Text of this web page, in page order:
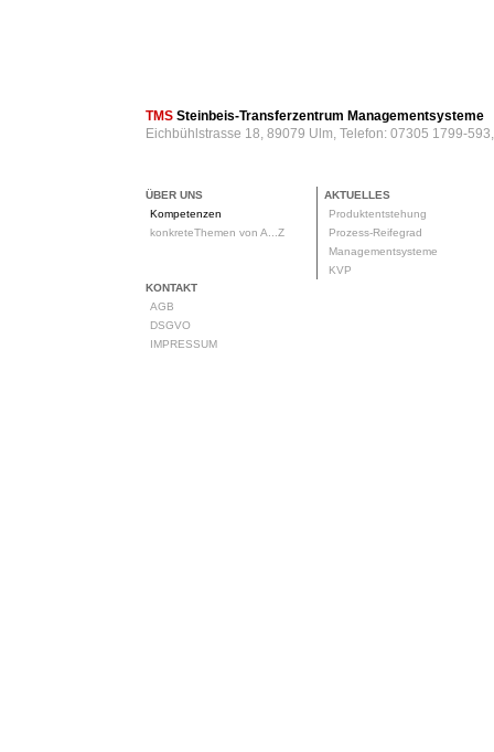
TMS Steinbeis-Transferzentrum Managementsysteme
Eichbühlstrasse 18, 89079 Ulm, Telefon: 07305 1799-
ÜBER UNS
Kompetenzen
konkreteThemen von A...Z
AKTUELLES
Produktentstehung
Prozess-Reifegrad
Managementsysteme
KVP
KONTAKT
AGB
DSGVO
IMPRESSUM